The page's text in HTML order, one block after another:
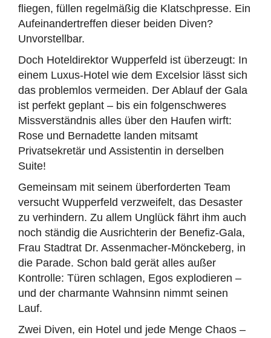
fliegen, füllen regelmäßig die Klatschpresse. Ein
Aufeinandertreffen dieser beiden Diven?
Unvorstellbar.
Doch Hoteldirektor Wupperfeld ist überzeugt: In
einem Luxus-Hotel wie dem Excelsior lässt sich
das problemlos vermeiden. Der Ablauf der Gala
ist perfekt geplant – bis ein folgenschweres
Missverständnis alles über den Haufen wirft:
Rose und Bernadette landen mitsamt
Privatsekretär und Assistentin in derselben
Suite!
Gemeinsam mit seinem überforderten Team
versucht Wupperfeld verzweifelt, das Desaster
zu verhindern. Zu allem Unglück fährt ihm auch
noch ständig die Ausrichterin der Benefiz-Gala,
Frau Stadtrat Dr. Assenmacher-Mönckeberg, in
die Parade. Schon bald gerät alles außer
Kontrolle: Türen schlagen, Egos explodieren –
und der charmante Wahnsinn nimmt seinen
Lauf.
Zwei Diven, ein Hotel und jede Menge Chaos –